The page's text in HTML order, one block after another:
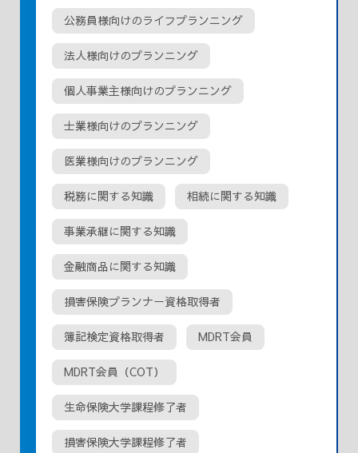
公務員様向けのライフプランニング
法人様向けのプランニング
個人事業主様向けのプランニング
士業様向けのプランニング
医業様向けのプランニング
税務に関する知識 相続に関する知識
事業承継に関する知識
金融商品に関する知識
損害保険プランナー資格取得者
簿記検定資格取得者 MDRT会員
MDRT会員（COT）
生命保険大学課程修了者
損害保険大学課程修了者